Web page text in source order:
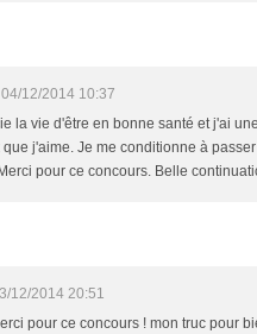
04/12/2014 10:37
la vie d'être en bonne santé et j'ai
j'aime. Je me conditionne à
pour ce concours. Belle
12/2014 20:51
pour ce concours ! mon truc pour